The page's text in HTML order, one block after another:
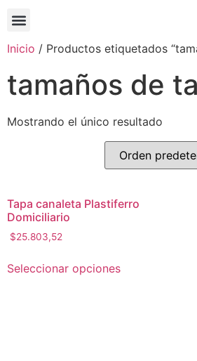
Inicio / Productos etiquetados
tamaños de
Mostrando el único resultado
Tapa canaleta Plastiferro
Domiciliario
$25.803,52
Seleccionar opciones